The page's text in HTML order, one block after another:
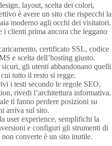
layout, scelta dei colori,
è avere un sito che rispecchi la
moderno agli occhi dei visitatori.
i clienti prima ancora che leggano
certificato SSL, codice
e scelta dell’hosting giusto.
gli utenti abbandonano quelli
tutto il resto si regge.
i testi secondo le regole SEO,
rivedi l’architettura informativa.
ti fanno perdere posizioni su
arriva sul sito.
user experience, semplifichi la
e configuri gli strumenti di
converte è un sito inutile.